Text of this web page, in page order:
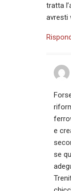
tratta
avresti
e
se